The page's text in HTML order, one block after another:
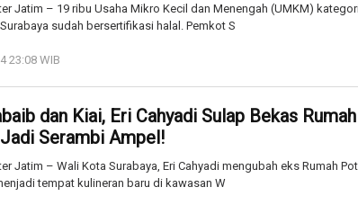
Jatim – 19 ribu Usaha Mikro Kecil dan Menengah (UMKM)
sudah bersertifikasi halal. Pemkot S
23:08 WIB
dan Kiai, Eri Cahyadi Sulap Bekas
Serambi Ampel!
Jatim – Wali Kota Surabaya, Eri Cahyadi mengubah eks Rumah
tempat kulineran baru di kawasan W